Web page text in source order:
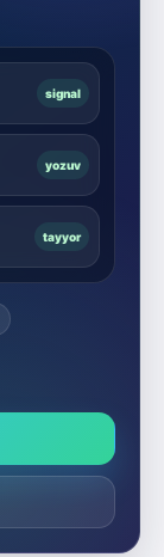
signal
yozuv
tayyor